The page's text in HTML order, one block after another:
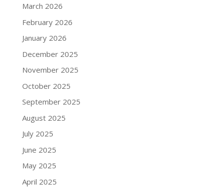
March 2026
February 2026
January 2026
December 2025
November 2025
October 2025
September 2025
August 2025
July 2025
June 2025
May 2025
April 2025